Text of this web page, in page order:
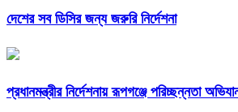
দেশের সব ডিসির জন্য জরুরি নির্দেশনা
প্রধানমন্ত্রীর নির্দেশনায় রূপগঞ্জে পরিচ্ছন্নতা